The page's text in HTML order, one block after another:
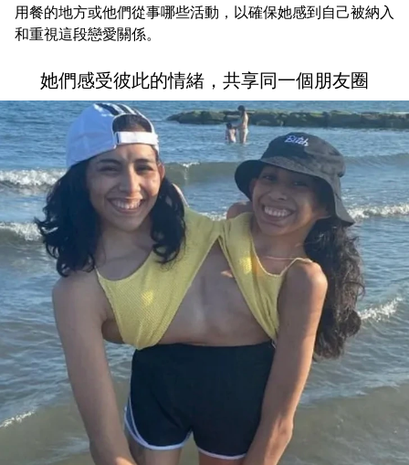
用餐的地方或他們從事哪些活動，以確保她感到自己被納入
和重視這段戀愛關係。
她們感受彼此的情緒，共享同一個朋友圈